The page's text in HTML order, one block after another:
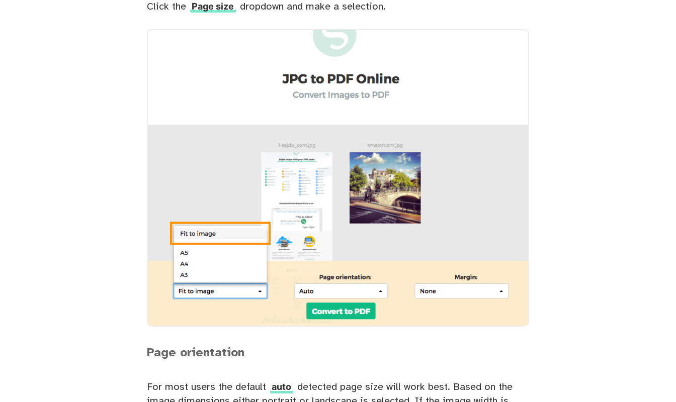
Click the Page size dropdown and make a selection.
Page orientation
For most users the default auto
detected page size will work best. Based on the